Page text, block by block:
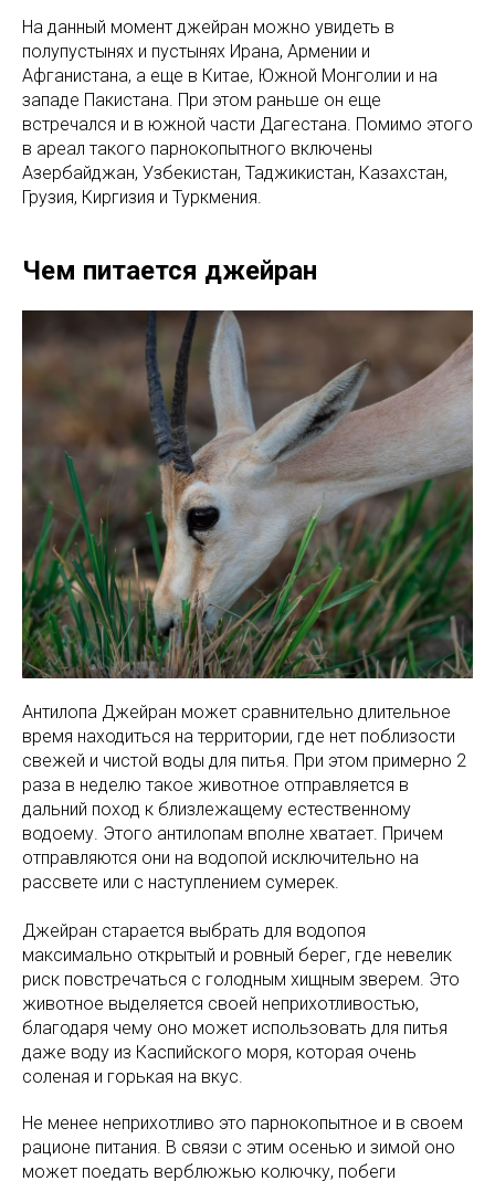
На данный момент джейран можно увидеть в
полупустынях и пустынях Ирана, Армении и
Афганистана, а еще в Китае, Южной Монголии и на
западе Пакистана. При этом раньше он еще
встречался и в южной части Дагестана. Помимо этого
в ареал такого парнокопытного включены
Азербайджан, Узбекистан, Таджикистан, Казахстан,
Грузия, Киргизия и Туркмения.
Чем питается джейран
Антилопа Джейран может сравнительно длительное
время находиться на территории, где нет поблизости
свежей и чистой воды для питья. При этом примерно 2
раза в неделю такое животное отправляется в
дальний поход к близлежащему естественному
водоему. Этого антилопам вполне хватает. Причем
отправляются они на водопой исключительно на
рассвете или с наступлением сумерек.
Джейран старается выбрать для водопоя
максимально открытый и ровный берег, где невелик
риск повстречаться с голодным хищным зверем. Это
животное выделяется своей неприхотливостью,
благодаря чему оно может использовать для питья
даже воду из Каспийского моря, которая очень
соленая и горькая на вкус.
Не менее неприхотливо это парнокопытное и в своем
рационе питания. В связи с этим осенью и зимой оно
может поедать верблюжью колючку, побеги